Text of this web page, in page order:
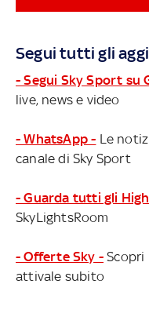
Segui tutti gli
- Segui Sky Sport su
live, news e video
- WhatsApp - Le
canale di Sky Sport
- Guarda tutti gli
SkyLightsRoom
- Offerte Sky - Scopri
attivale subito